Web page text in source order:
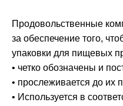
Продовольственные
за обеспечение того,
упаковки для пищевых
• четко обозначены и
• прослеживается до их
• Используется в